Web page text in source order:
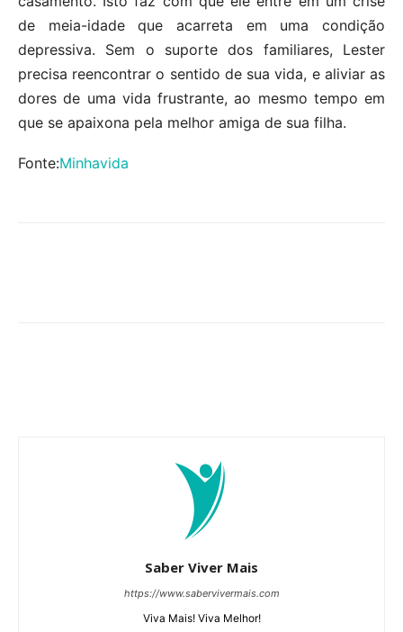
de meia-idade que acarreta em uma condição
depressiva. Sem o suporte dos familiares, Lester
precisa reencontrar o sentido de sua vida, e aliviar as
dores de uma vida frustrante, ao mesmo tempo em
que se apaixona pela melhor amiga de sua filha.
Fonte:Minhavida
Saber Viver Mais
https://www.sabervivermais.com
Viva Mais! Viva Melhor!